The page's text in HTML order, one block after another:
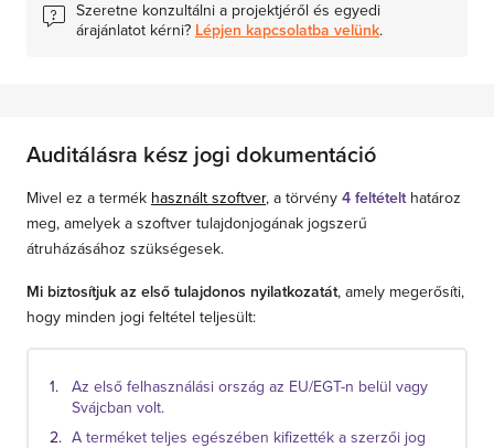
Szeretne konzultálni a projektjéről és egyedi
árajánlatot kérni? Lépjen kapcsolatba velünk.
Auditálásra kész jogi dokumentáció
Mivel ez a termék használt szoftver, a törvény 4 feltételthatároz
meg, amelyek a szoftver tulajdonjogának jogszerű
átruházásához szükségesek.
Mi biztosítjuk az első tulajdonos nyilatkozatát, amely megerősíti,
hogy minden jogi feltétel teljesült:
Az első felhasználási ország az EU/EGT-n belül vagy
Svájcban volt.
A terméket teljes egészében kifizették a szerzői jog